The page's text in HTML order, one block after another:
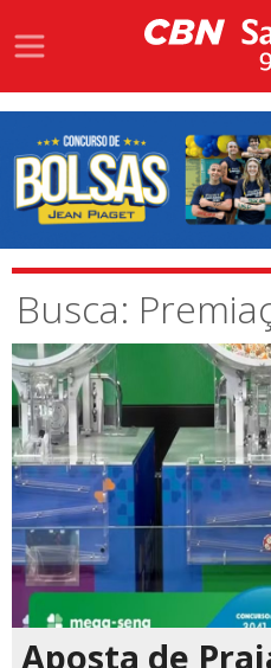
Busca:
Aposta de